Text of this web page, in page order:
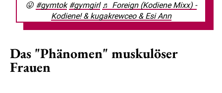
😛 #gymtok #gymgirl ♬ Foreign (Kodiene Mixx) -
Kodiene! & kugakrewceo & Esi Ann
Das "Phänomen" muskulöser
Frauen